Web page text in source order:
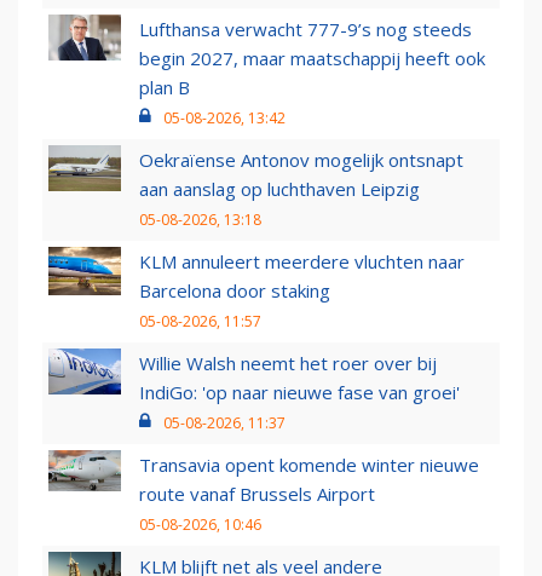
Lufthansa verwacht 777-9’s nog steeds
begin 2027, maar maatschappij heeft ook
plan B
05-08-2026, 13:42
Oekraïense Antonov mogelijk ontsnapt
aan aanslag op luchthaven Leipzig
05-08-2026, 13:18
KLM annuleert meerdere vluchten naar
Barcelona door staking
05-08-2026, 11:57
Willie Walsh neemt het roer over bij
IndiGo: 'op naar nieuwe fase van groei'
05-08-2026, 11:37
Transavia opent komende winter nieuwe
route vanaf Brussels Airport
05-08-2026, 10:46
KLM blijft net als veel andere